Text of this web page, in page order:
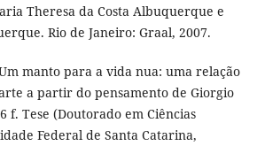
Theresa da Costa Albuquerque e
Rio de Janeiro: Graal, 2007.
manto para a vida nua: uma relação
a partir do pensamento de Giorgio
f. Tese (Doutorado em Ciências
Federal de Santa Catarina,